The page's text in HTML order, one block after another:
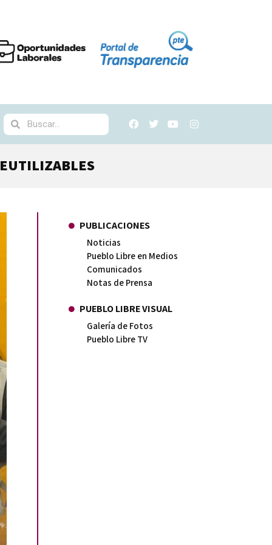
PUBLICACIONES
Noticias
Pueblo Libre en Medios
Comunicados
Notas de Prensa
PUEBLO LIBRE VISUAL
Galería de Fotos
Pueblo Libre TV